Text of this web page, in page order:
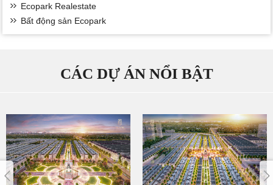
Ecopark Realestate
Bất động sản Ecopark
CÁC DỰ ÁN NỔI BẬT